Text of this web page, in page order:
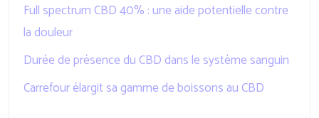
Full spectrum CBD 40% : une aide potentielle contre
la douleur
Durée de présence du CBD dans le système sanguin
Carrefour élargit sa gamme de boissons au CBD